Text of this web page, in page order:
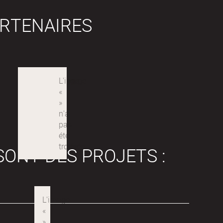
DES PROJETS :